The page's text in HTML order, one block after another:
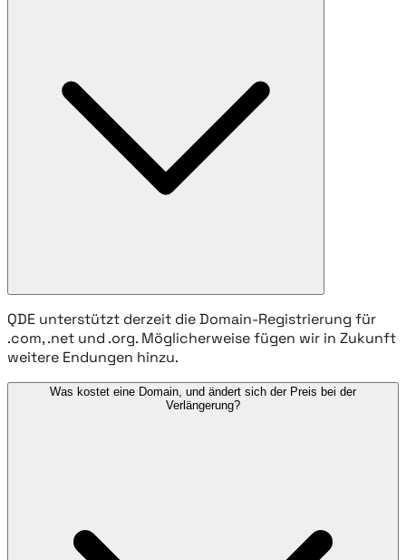
QDE unterstützt derzeit die Domain-Registrierung für
.com, .net und .org. Möglicherweise fügen wir in Zukunft
weitere Endungen hinzu.
Was kostet eine Domain, und ändert sich der Preis bei der
Verlängerung?